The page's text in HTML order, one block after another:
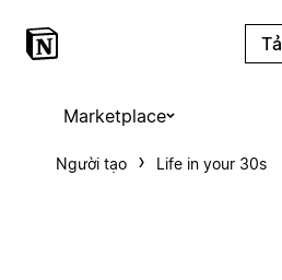
Marketplace
Người tạo Life in your 30s